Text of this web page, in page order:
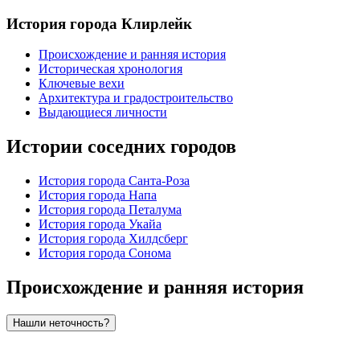
История города Клирлейк
Происхождение и ранняя история
Историческая хронология
Ключевые вехи
Архитектура и градостроительство
Выдающиеся личности
Истории соседних городов
История города Санта-Роза
История города Напа
История города Петалума
История города Укайа
История города Хилдсберг
История города Сонома
Происхождение и ранняя история
Нашли неточность?